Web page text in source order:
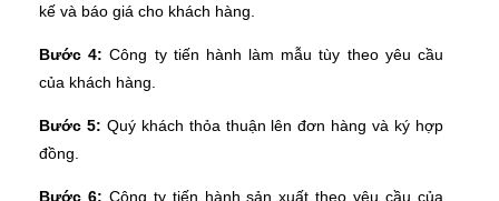
kế và báo giá cho khách hàng.
Bước 4: Công ty tiến hành làm mẫu tùy theo yêu cầu
của khách hàng.
Bước 5: Quý khách thỏa thuận lên đơn hàng và ký hợp
đồng.
Bước 6: Công ty tiến hành sản xuất theo yêu cầu của